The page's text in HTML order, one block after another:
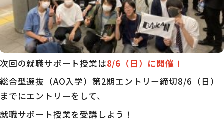
次回の就職サポート授業は8/6（日）に開催！
総合型選抜（AO入学）第2期エントリー締切8/6（日）
までにエントリーをして、
就職サポート授業を受講しよう！